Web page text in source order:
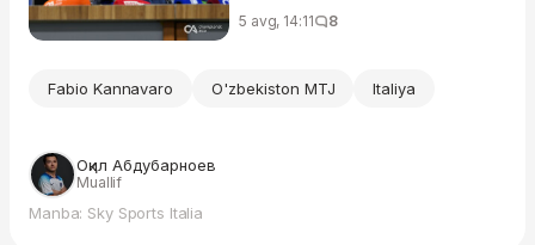
5 avg, 14:11 8
Fabio Kannavaro O'zbekiston MTJ Italiya
Оқил Абдубарноев
Muallif
Manba: Sky Sports Italia